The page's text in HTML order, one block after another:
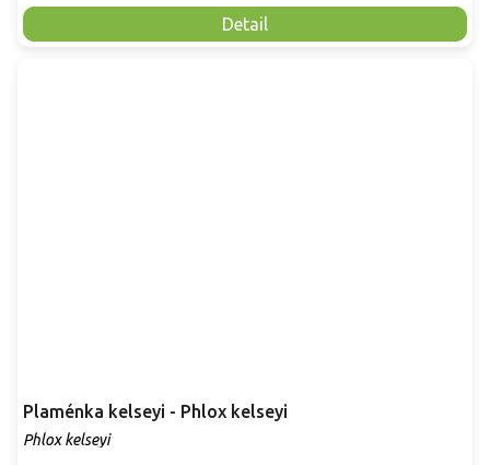
Detail
Plaménka kelseyi - Phlox kelseyi
Phlox kelseyi